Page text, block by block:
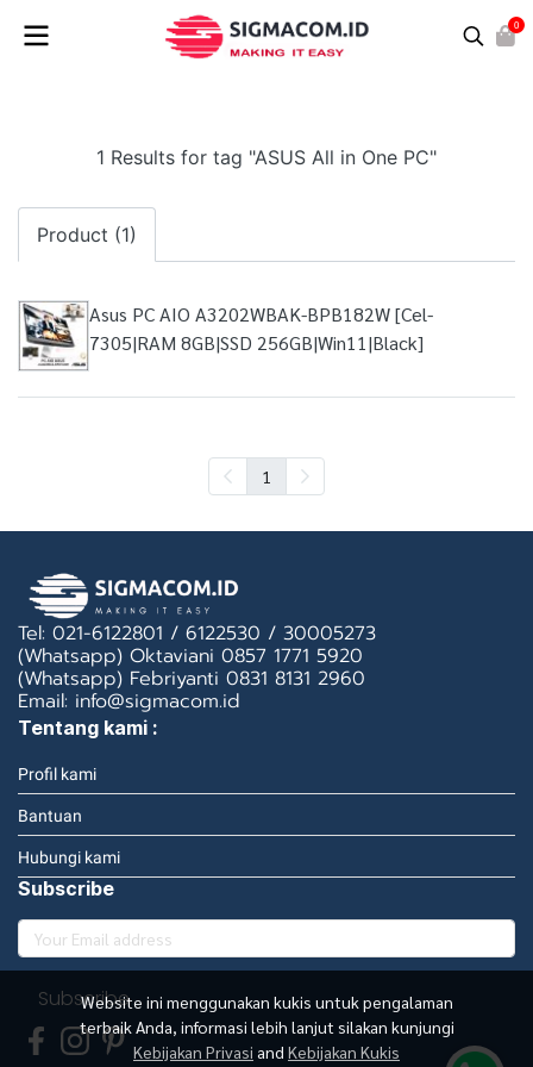
0
1 Results for tag "ASUS All in One PC"
Product (1)
Asus PC AIO A3202WBAK-BPB182W [Cel-
7305|RAM 8GB|SSD 256GB|Win11|Black]
1
Website ini menggunakan kukis untuk pengalaman
terbaik Anda, informasi lebih lanjut silakan kunjungi
Kebijakan Privasi and Kebijakan Kukis
Tel: 021-6122801 / 6122530 / 30005273
(Whatsapp) Oktaviani 0857 1771 5920
(Whatsapp) Febriyanti 0831 8131 2960
Email: info@sigmacom.id
Tentang kami :
Profil kami
Bantuan
Hubungi kami
Subscribe
Subscribe